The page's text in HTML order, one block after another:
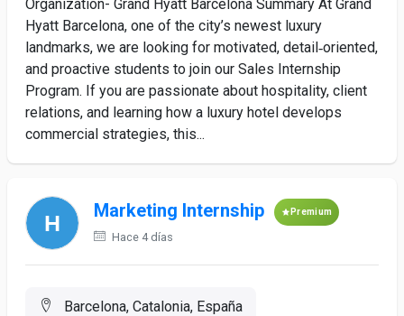
Organization- Grand Hyatt Barcelona Summary At Grand
Hyatt Barcelona, one of the city’s newest luxury
landmarks, we are looking for motivated, detail‑oriented,
and proactive students to join our Sales Internship
Program. If you are passionate about hospitality, client
relations, and learning how a luxury hotel develops
commercial strategies, this...
Marketing Internship Premium
Hace 4 días
Barcelona, Catalonia, España